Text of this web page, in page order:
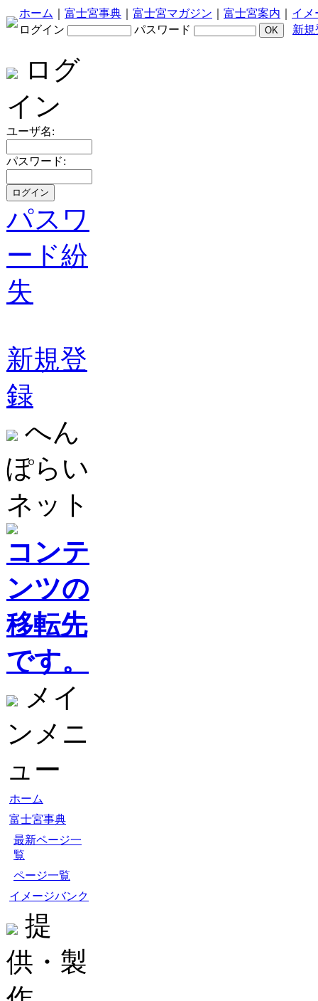
ホーム 富士宮事典 富士宮マガジン 富士宮案内
イメ
ログイン
パスワード 新規
ログ
イン
ユーザ名:
パスワード:
パスワ
ード紛
失
新規登
録
へん
ぽらい
ネット
コンテ
ンツの
移転先
です。
メイ
ンメニ
ュー
ホーム
富士宮事典
最新ページ一
覧
ページ一覧
イメージバンク
提
供・製